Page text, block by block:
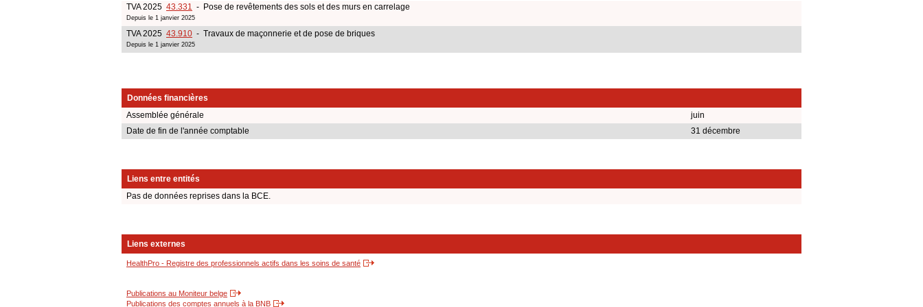
TVA 2025 43.331 - Pose de revêtements des sols et des murs en carrelage
Depuis le 1 janvier 2025
TVA 2025 43.910 - Travaux de maçonnerie et de pose de briques
Depuis le 1 janvier 2025
Données financières
Assemblée générale
juin
Date de fin de l'année comptable
31 décembre
Liens entre entités
Pas de données reprises dans la BCE.
Liens externes
HealthPro - Registre des professionnels actifs dans les soins de santé
Publications au Moniteur belge
Publications des comptes annuels à la BNB